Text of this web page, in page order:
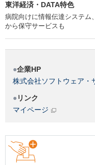
東洋経済・DATA特色
病院向けに情報伝達システム
から保守サービスも
企業HP
株式会社ソフトウェア・
リンク
マイページ